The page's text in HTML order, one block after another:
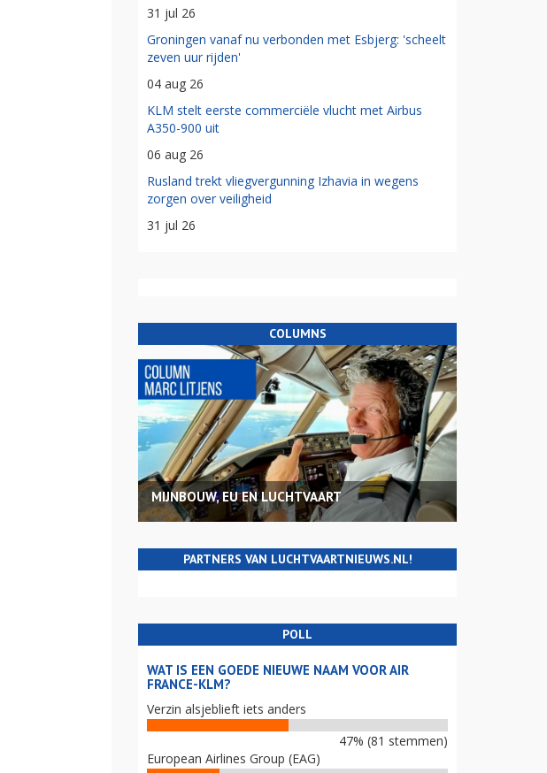
31 jul 26
Groningen vanaf nu verbonden met Esbjerg: 'scheelt
zeven uur rijden'
04 aug 26
KLM stelt eerste commerciële vlucht met Airbus
A350-900 uit
06 aug 26
Rusland trekt vliegvergunning Izhavia in wegens
zorgen over veiligheid
31 jul 26
COLUMNS
MIJNBOUW, EU EN LUCHTVAART
PARTNERS VAN LUCHTVAARTNIEUWS.NL!
POLL
WAT IS EEN GOEDE NIEUWE NAAM VOOR AIR
FRANCE-KLM?
Verzin alsjeblieft iets anders
47% (81 stemmen)
European Airlines Group (EAG)